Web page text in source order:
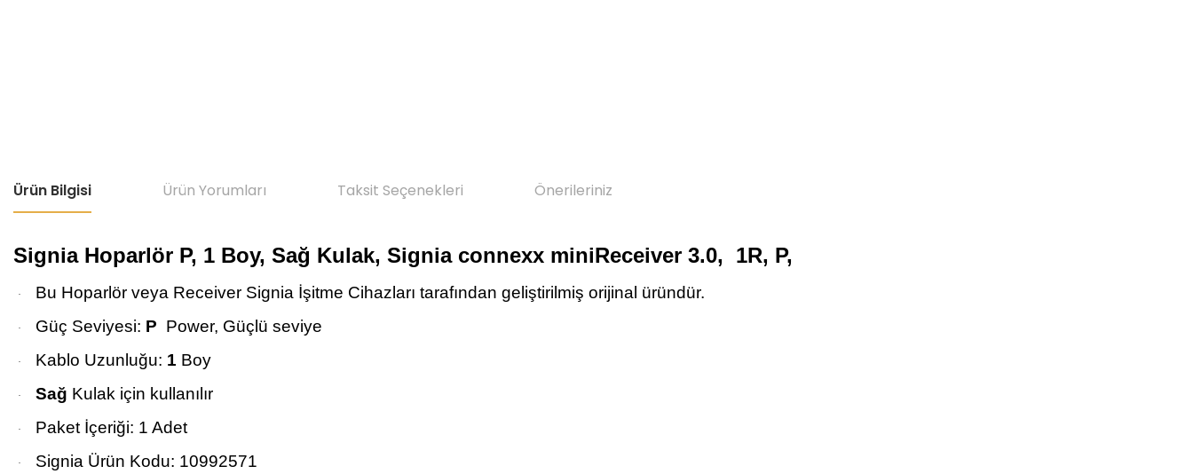
Ürün Bilgisi Ürün Yorumları Taksit Seçenekleri Önerileriniz
Signia Hoparlör P, 1 Boy, Sağ Kulak, Signia connexx miniReceiver 3.0, 1R, P,
· Bu Hoparlör veya Receiver Signia İşitme Cihazları tarafından geliştirilmiş orijinal üründür.
· Güç Seviyesi: P Power, Güçlü seviye
· Kablo Uzunluğu: 1 Boy
· Sağ Kulak için kullanılır
· Paket İçeriği: 1 Adet
· Signia Ürün Kodu: 10992571